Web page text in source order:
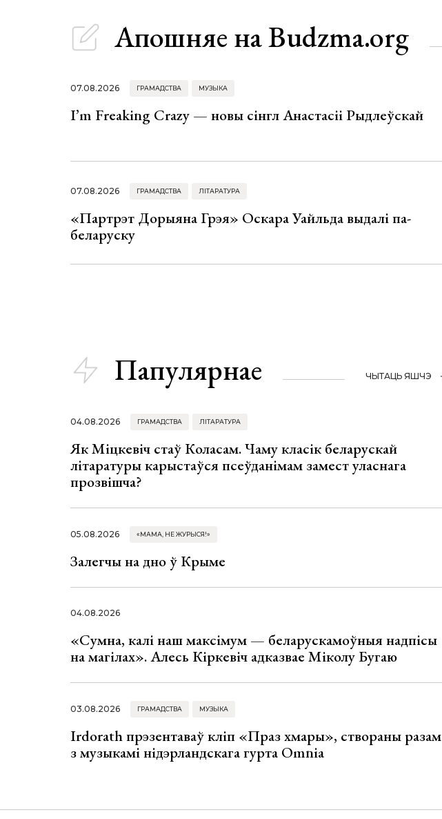
Апошняе на Budzma.org
07.08.2026 ГРАМАДСТВА МУЗЫКА
I’m Freaking Crazy — новы сінгл Анастасіі Рыдлеўскай
07.08.2026 ГРАМАДСТВА ЛІТАРАТУРА
«Партрэт Дорыяна Грэя» Оскара Уайльда выдалі па-
беларуску
Папулярнае ЧЫТАЦЬ ЯШЧЭ
04.08.2026 ГРАМАДСТВА ЛІТАРАТУРА
Як Міцкевіч стаў Коласам. Чаму класік беларускай
літаратуры карыстаўся псеўданімам замест уласнага
прозвішча?
05.08.2026 «МАМА, НЕ ЖУРЫСЯ!»
Залегчы на дно ў Крыме
04.08.2026
«Сумна, калі наш максімум — беларускамоўныя надпісы
на магілах». Алесь Кіркевіч адказвае Міколу Бугаю
03.08.2026 ГРАМАДСТВА МУЗЫКА
Irdorath прэзентаваў кліп «Праз хмары», створаны разам
з музыкамі нідэрландскага гурта Omnia